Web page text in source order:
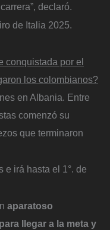
declaró.
de Italia 2025.
conquistada por el
los colombianos?
en Albania. Entre
comenzó su
que terminaron
e irá hasta el 1°. de
aparatoso
llegar a la meta y